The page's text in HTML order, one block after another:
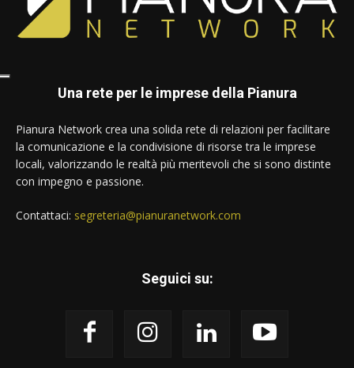
Una rete per le imprese della Pianura
Pianura Network crea una solida rete di relazioni per facilitare
la comunicazione e la condivisione di risorse tra le imprese
locali, valorizzando le realtà più meritevoli che si sono distinte
con impegno e passione.
Contattaci: segreteria@pianuranetwork.com
Seguici su: